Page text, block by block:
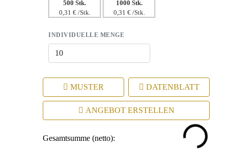
500 Stk.
0,31 € /Stk.
1000 Stk.
0,31 € /Stk.
INDIVIDUELLE MENGE
MUSTER DATENBLATT
ANGEBOT ERSTELLEN
Gesamtsumme (netto):